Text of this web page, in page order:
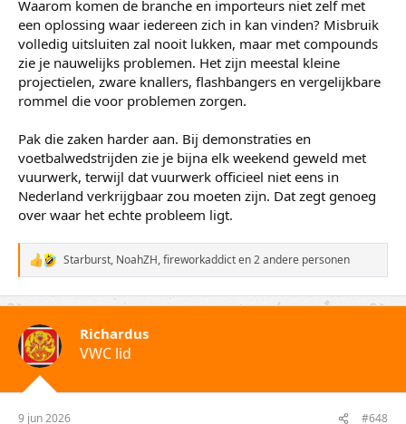
Waarom komen de branche en importeurs niet zelf met
een oplossing waar iedereen zich in kan vinden? Misbruik
volledig uitsluiten zal nooit lukken, maar met compounds
zie je nauwelijks problemen. Het zijn meestal kleine
projectielen, zware knallers, flashbangers en vergelijkbare
rommel die voor problemen zorgen.
Pak die zaken harder aan. Bij demonstraties en
voetbalwedstrijden zie je bijna elk weekend geweld met
vuurwerk, terwijl dat vuurwerk officieel niet eens in
Nederland verkrijgbaar zou moeten zijn. Dat zegt genoeg
over waar het echte probleem ligt.
W
a
a
r
d
e
r
i
n
e
Starburst, NoahZH,fireworkaddicten 2 andere personen
Richardus
VWC lid
9 jun 2026 #648